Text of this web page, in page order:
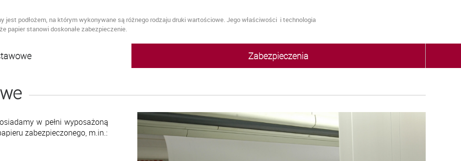
jest podłożem, na którym wykonywane są różnego rodzaju druki wartościowe. Jego właściwości i technologia
papier stanowi doskonałe zabezpieczenie.
Zabezpieczenia
w pełni wyposażoną
zabezpieczonego, m.in.: